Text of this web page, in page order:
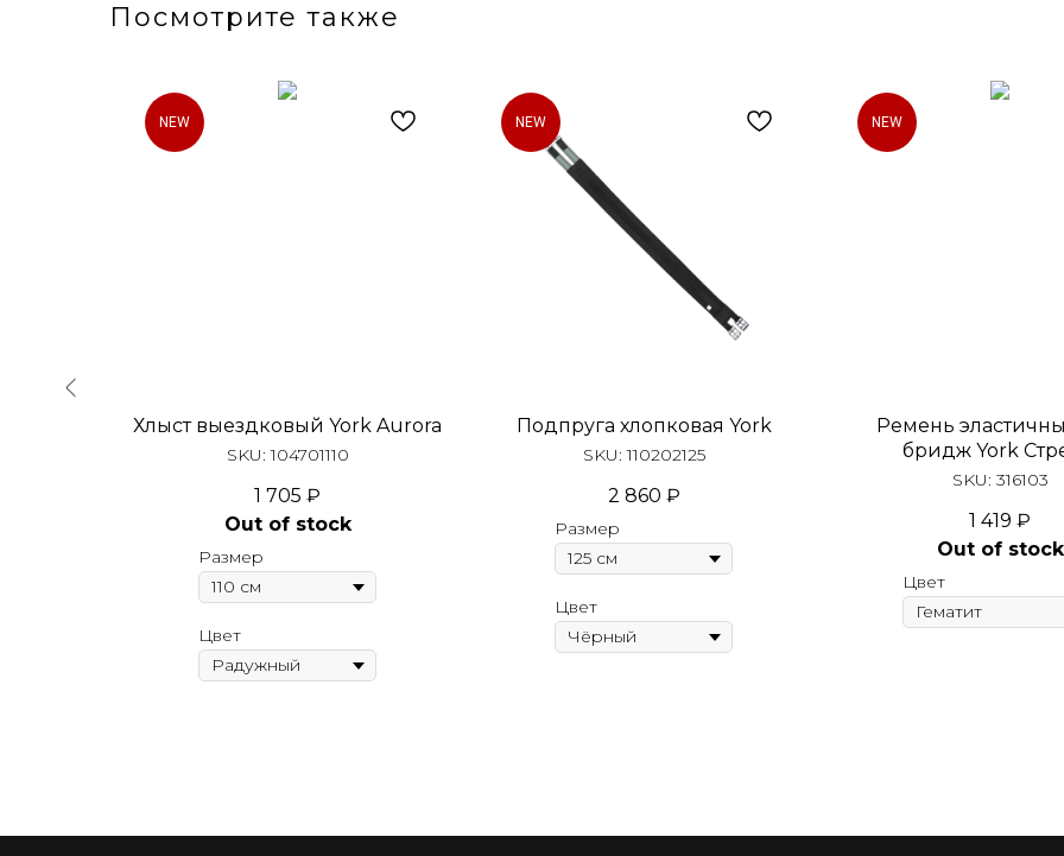
Посмотрите также
NEW
Хлыст выездковый York Aurora
SKU:104701110
1 705 ₽
Out of stock
Размер
Цвет
NEW
Подпруга хлопковая York
SKU:110202125
2 860 ₽
Размер
Цвет
NEW
Ремень
бридж York
SKU: 316103
1 419 ₽
Out of stock
Цвет